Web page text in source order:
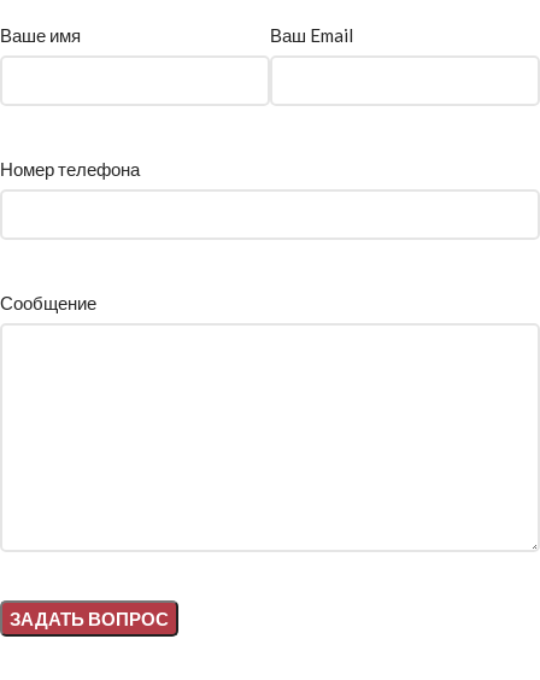
Ваше имя Ваш Email
Номер телефона
Сообщение